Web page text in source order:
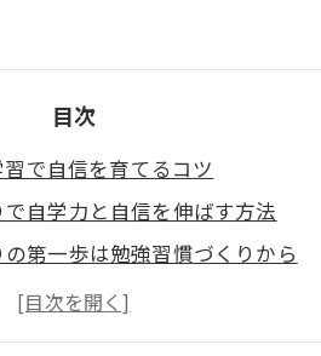
目次
で自信を育てるコツ
自学力と自信を伸ばす方法
第一歩は勉強習慣づくりから
した小学生先取りの実践例
つまづかないためのコツ